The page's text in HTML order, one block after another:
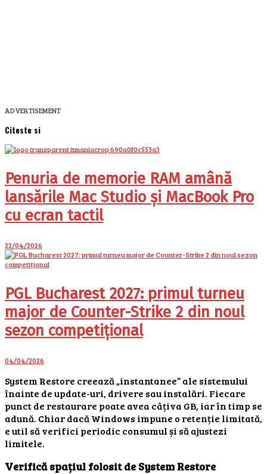
ADVERTISEMENT
Citeste si
Penuria de memorie RAM amână
lansările Mac Studio și MacBook Pro
cu ecran tactil
22/04/2026
PGL Bucharest 2027: primul turneu
major de Counter-Strike 2 din noul
sezon competițional
04/04/2026
System Restore creează „instantanee” ale sistemului
înainte de update-uri, drivere sau instalări. Fiecare
punct de restaurare poate avea câțiva GB, iar în timp se
adună. Chiar dacă Windows impune o retenție limitată,
e util să verifici periodic consumul și să ajustezi
limitele.
Verifică spațiul folosit de System Restore